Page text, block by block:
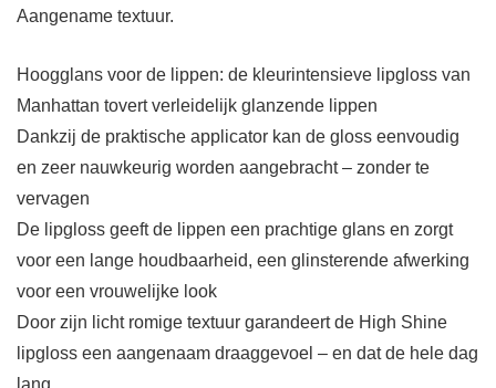
Aangename textuur.
Hoogglans voor de lippen: de kleurintensieve lipgloss van
Manhattan tovert verleidelijk glanzende lippen
Dankzij de praktische applicator kan de gloss eenvoudig
en zeer nauwkeurig worden aangebracht – zonder te
vervagen
De lipgloss geeft de lippen een prachtige glans en zorgt
voor een lange houdbaarheid, een glinsterende afwerking
voor een vrouwelijke look
Door zijn licht romige textuur garandeert de High Shine
lipgloss een aangenaam draaggevoel – en dat de hele dag